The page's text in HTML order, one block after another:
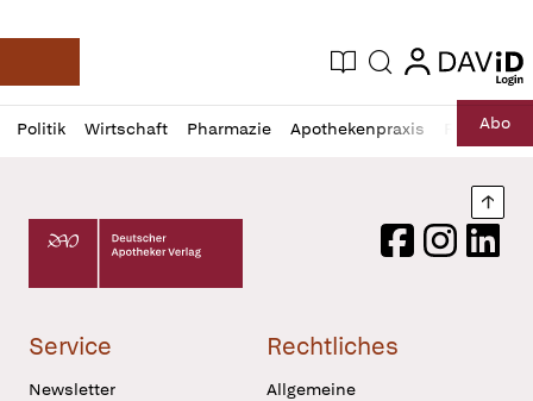
Deutsche Apotheker Zeitung
Aktuelle Ausgabe
Suche login
login
Politik Wirtschaft Pharmazie Apothekenpraxis RechtAbo
Profil
öffnen
Daz
Pur
Deutscher Apotheker Verlag Logo
FacebookInstagram
Service
Newsletter
Rechtliches
Allgemeine